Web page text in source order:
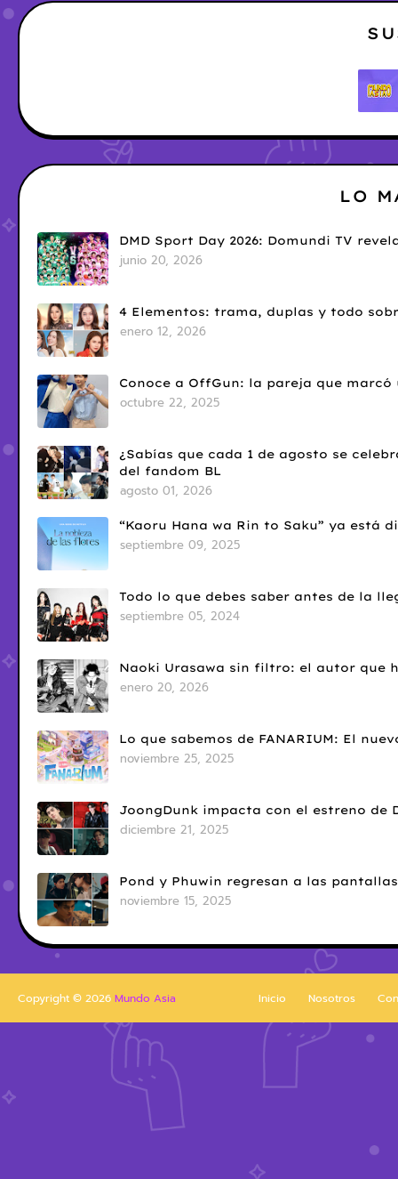
LO
DMD Sport Day 2026: Domundi TV
junio 20, 2026
4 Elementos: trama, duplas y todo
enero 12, 2026
Conoce a OffGun: la pareja que
octubre 22, 2025
¿Sabías que cada 1 de agosto se
del fandom BL
agosto 01, 2026
“Kaoru Hana wa Rin to Saku” ya está
septiembre 09, 2025
Todo lo que debes saber antes de la
septiembre 05, 2024
Naoki Urasawa sin filtro: el autor que
enero 20, 2026
Lo que sabemos de FANARIUM: El
noviembre 25, 2025
JoongDunk impacta con el estreno de
diciembre 21, 2025
Pond y Phuwin regresan a las
noviembre 15, 2025
Inicio Nosotros
Copyright © 2026 Mundo Asia